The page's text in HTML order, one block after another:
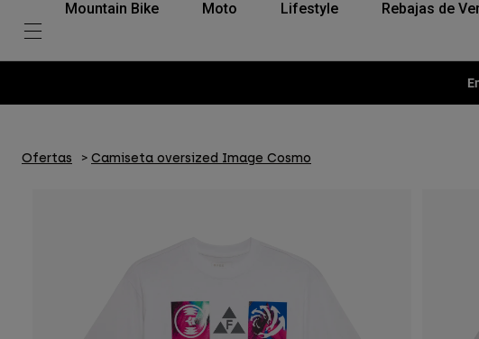
Mountain Bike Moto Lifestyle Rebajas de
Ofertas Camiseta oversized Image Cosmo